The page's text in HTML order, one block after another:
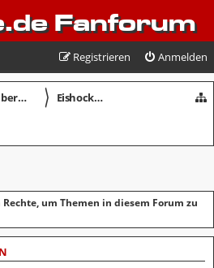
Fanforum
Anmelden
Registrieren
〉 Eishockey in Crimmitschau
um Themen in diesem Forum zu